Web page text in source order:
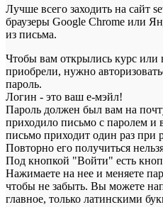
Лучше всего заходить на сайт
браузеры Google Chrome или
из письма.
Чтобы вам открылись курс или
приобрели, нужно
пароль.
Логин - это ваш е-мэйл!
Пароль должен был вам на
приходило письмо с паролем и
письмо приходит один раз при
Повторно его получиться
Под кнопкой "Войти" есть
Нажимаете на нее и меняете
чтобы не забыть. Вы можете
главное, только латинскими